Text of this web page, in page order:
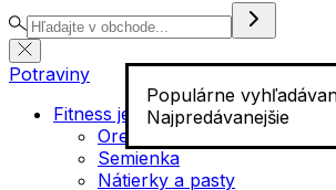
Populárne
Najpredávanejšie
Potraviny
Fitness jedlo
Orechy
Semienka
Nátierky a pasty